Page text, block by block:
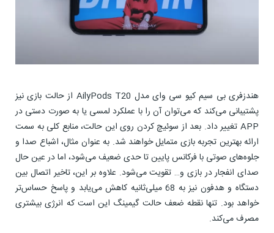
هندزفری بی سیم کیو سی وای مدل AilyPods T20 از حالت بازی نیز
پشتیبانی می‌کند که می‌توان آن را با عملکرد لمسی یا به صورت دستی در
APP تغییر داد. بعد از سوئیچ کردن روی این حالت، منابع کلی به سمت
ارائه بهترین تجربه بازی متمایل خواهند شد. به عنوان مثال، اشباع صدا و
جلوه‌های صوتی با فرکانس پایین تا حدی ضعیف می‌شود، اما در عین حال
صدای انفجار در بازی و… تقویت می‌شود. علاوه بر این، تاخیر اتصال بین
دستگاه و هدفون نیز به 68 میلی‌ثانیه کاهش می‌یابد و پاسخ حساس‌تر
خواهد بود. تنها نقطه ضعف حالت گیمینگ این است که انرژی بیشتری
مصرف می‌کند.